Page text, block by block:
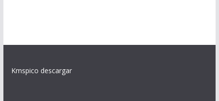
Kmspico descargar